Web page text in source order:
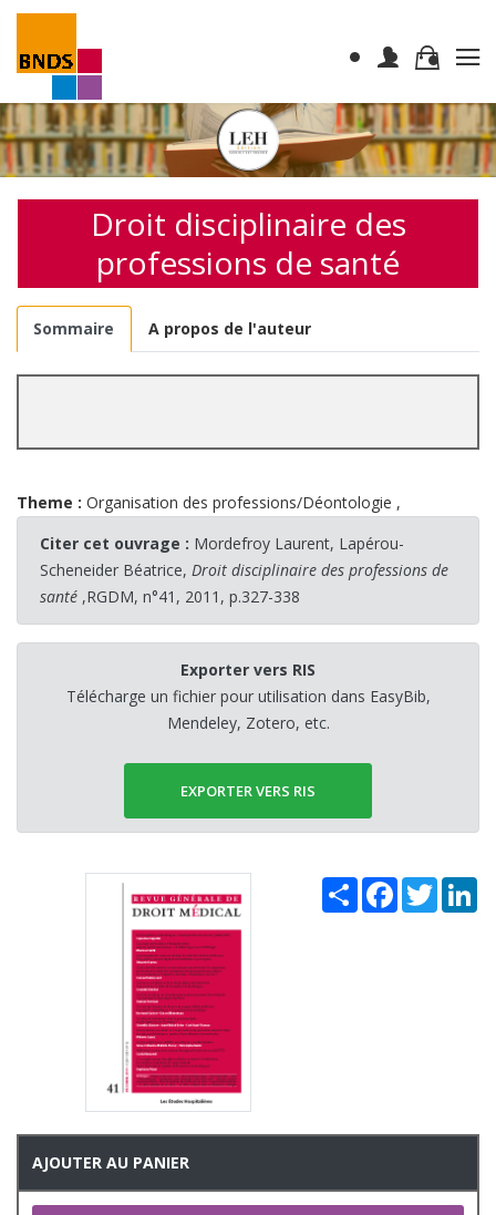
Droit disciplinaire des
professions de santé
Sommaire A propos de l'auteur
Theme : Organisation des professions/Déontologie ,
Citer cet ouvrage : Mordefroy Laurent, Lapérou-
Scheneider Béatrice, Droit disciplinaire des professions de
santé ,RGDM, n°41, 2011, p.327-338
Exporter vers RIS
Télécharge un fichier pour utilisation dans EasyBib,
Mendeley, Zotero, etc.
EXPORTER VERS RIS
Share Facebook
Twitter
AJOUTER AU PANIER